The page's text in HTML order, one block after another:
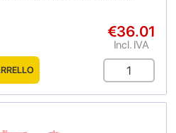
€36.01
Incl. IVA